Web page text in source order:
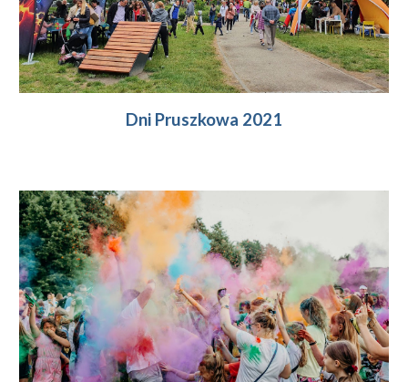
Dni Pruszkowa 2021